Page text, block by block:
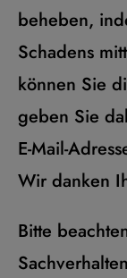
beheben,
Schadens
können Sie
geben Sie
E-Mail-
Wir danken
Bitte